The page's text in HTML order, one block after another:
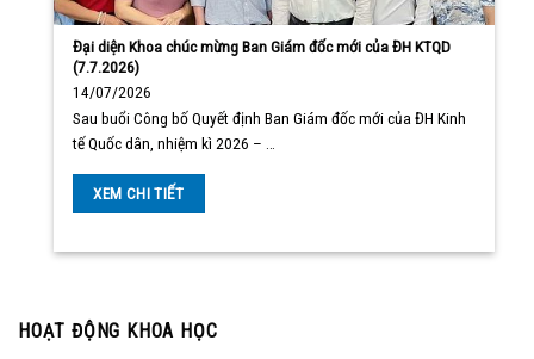
Đại diện Khoa chúc mừng Ban Giám đốc mới của ĐH KTQD
(7.7.2026)
14/07/2026
Sau buổi Công bố Quyết định Ban Giám đốc mới của ĐH Kinh
tế Quốc dân, nhiệm kì 2026 – …
XEM CHI TIẾT
HOẠT ĐỘNG KHOA HỌC